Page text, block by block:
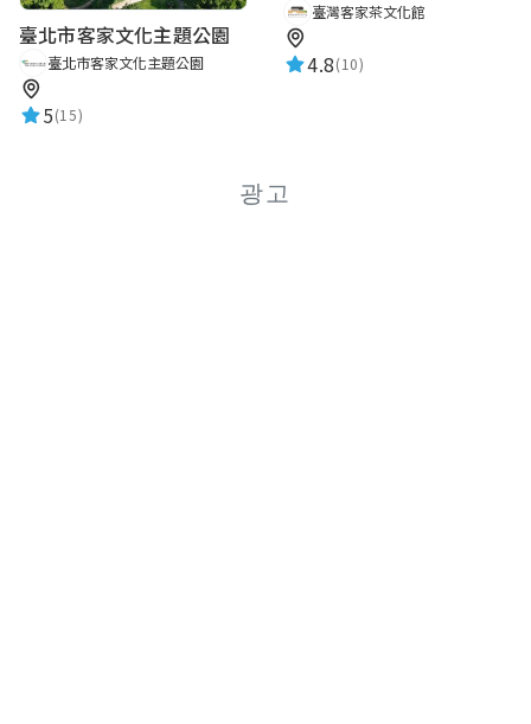
臺北市客家文化主題公園
臺北市客家文化主題公園
5(15)
臺灣客家茶文化館
4.8(10)
광고